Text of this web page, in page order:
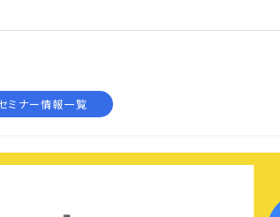
ミナー情報一覧